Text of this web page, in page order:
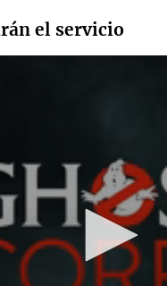
el servicio